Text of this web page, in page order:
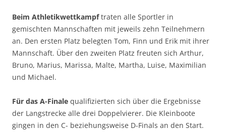
Beim Athletikwettkampftraten alle Sportler in
gemischten Mannschaften mit jeweils zehn Teilnehmern
an. Den ersten Platz belegten Tom, Finn und Erik mit ihrer
Mannschaft. Über den zweiten Platz freuten sich Arthur,
Bruno, Marius, Marissa, Malte, Martha, Luise, Maximilian
und Michael.
Für das A-Finale qualifizierten sich über die Ergebnisse
der Langstrecke alle drei Doppelvierer. Die Kleinboote
gingen in den C- beziehungsweise D-Finals an den Start.